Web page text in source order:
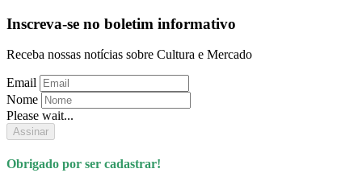
Inscreva-se no boletim informativo
Receba nossas notícias sobre Cultura e Mercado
Email
Nome
Please wait...
Assinar
Obrigado por ser cadastrar!